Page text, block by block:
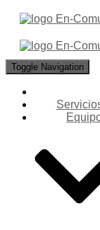
Toggle Navigation